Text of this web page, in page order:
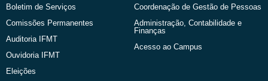
Boletim de Serviços
Comissões Permanentes
Auditoria IFMT
Ouvidoria IFMT
Eleições
Coordenação de Gestão de Pessoas
Administração, Contabilidade e
Finanças
Acesso ao Campus